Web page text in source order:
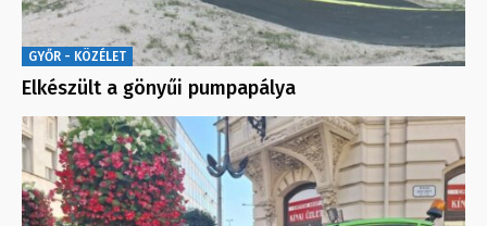
GYŐR - KÖZÉLET
Elkészült a gönyűi pumpapálya